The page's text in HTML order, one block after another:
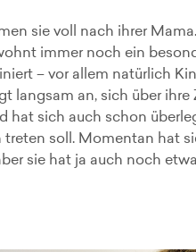
sie voll nach ihrer
immer noch ein
– vor allem natürlich
langsam an, sich über
hat sich auch schon
treten soll. Momentan hat
sie hat ja auch noch